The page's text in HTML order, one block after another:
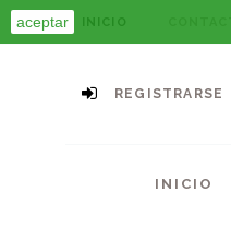
aceptar INICIO
REGISTRARSE
INICIO